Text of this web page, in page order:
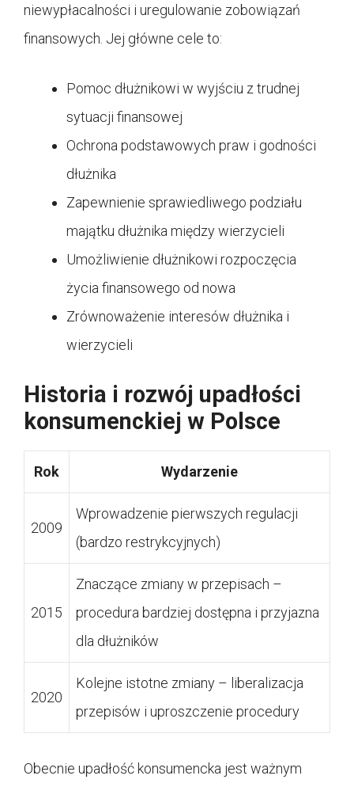
niewypłacalności i uregulowanie zobowiązań
finansowych. Jej główne cele to:
Pomoc dłużnikowi w wyjściu z trudnej
sytuacji finansowej
Ochrona podstawowych praw i godności
dłużnika
Zapewnienie sprawiedliwego podziału
majątku dłużnika między wierzycieli
Umożliwienie dłużnikowi rozpoczęcia
życia finansowego od nowa
Zrównoważenie interesów dłużnika i
wierzycieli
Historia i rozwój upadłości
konsumenckiej w Polsce
Rok Wydarzenie
2009
Wprowadzenie pierwszych regulacji
(bardzo restrykcyjnych)
2015
Znaczące zmiany w przepisach –
procedura bardziej dostępna i przyjazna
dla dłużników
2020
Kolejne istotne zmiany – liberalizacja
przepisów i uproszczenie procedury
Obecnie upadłość konsumencka jest ważnym